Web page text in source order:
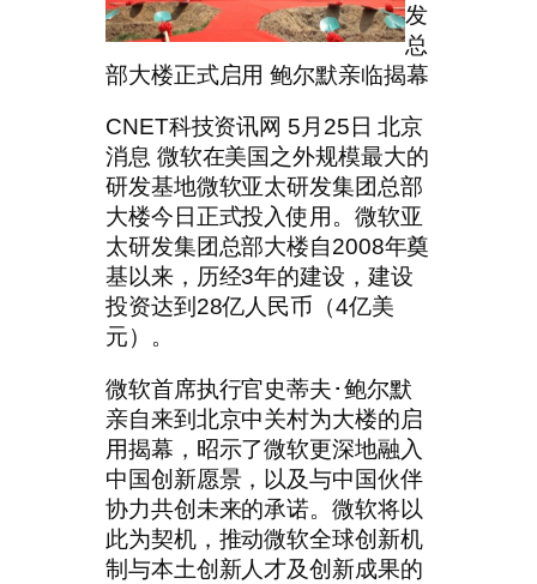
发
总
部大楼正式启用 鲍尔默亲临揭幕
CNET科技资讯网 5月25日 北京
消息 微软在美国之外规模最大的
研发基地微软亚太研发集团总部
大楼今日正式投入使用。微软亚
太研发集团总部大楼自2008年奠
基以来，历经3年的建设，建设
投资达到28亿人民币（4亿美
元）。
微软首席执行官史蒂夫･鲍尔默
亲自来到北京中关村为大楼的启
用揭幕，昭示了微软更深地融入
中国创新愿景，以及与中国伙伴
协力共创未来的承诺。微软将以
此为契机，推动微软全球创新机
制与本土创新人才及创新成果的